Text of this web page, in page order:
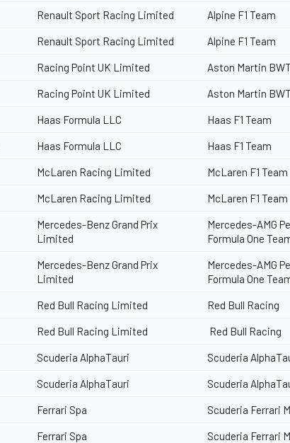
Renault Sport Racing Limited Alpine F1 Team
Renault Sport Racing Limited Alpine F1 Team
Racing Point UK Limited Aston Martin
Racing Point UK Limited Aston Martin
Haas Formula LLC Haas F1 Team
Haas Formula LLC Haas F1 Team
McLaren Racing Limited McLaren F1 Team
McLaren Racing Limited McLaren F1 Team
Mercedes-Benz Grand Prix
Limited
Mercedes-AMG
Formula One
Mercedes-Benz Grand Prix
Limited
Mercedes-AMG
Formula One
Red Bull Racing Limited Red Bull Racing
Red Bull Racing Limited Red Bull Racing
Scuderia AlphaTauri Scuderia
Scuderia AlphaTauri Scuderia
Ferrari Spa Scuderia Ferrari
Ferrari Spa Scuderia Ferrari